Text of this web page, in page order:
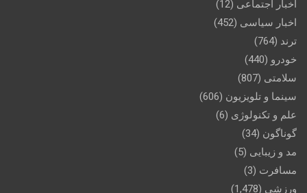
اخبار اجتماعی (12)
اخبار سیاسی (452)
ترند (764)
خودرو (440)
سلامتی (807)
سینما و تلویزیون (606)
علم و تکنولوژی (6)
گوناگون (34)
مد و زیبایی (5)
مسافرت (3)
ورزشی (1,478)